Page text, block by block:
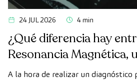
24 JUL 2026 4 min
¿Qué diferencia hay
Resonancia Magnética,
PET-TAC?
A la hora de realizar un diagnóstico